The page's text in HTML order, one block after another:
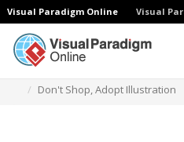
Visual Paradigm Online Visual
Don't Shop, Adopt Illustration